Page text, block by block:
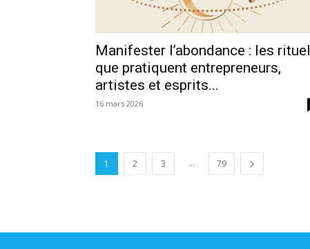
Manifester l’abondance : les
que pratiquent entrepreneurs,
artistes et esprits...
16 mars 2026
1 2 3 ... 79